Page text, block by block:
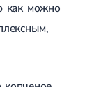
как можно